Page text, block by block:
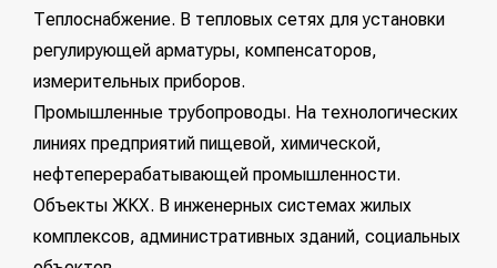
Теплоснабжение. В тепловых сетях для установки
регулирующей арматуры, компенсаторов,
измерительных приборов.
Промышленные трубопроводы. На технологических
линиях предприятий пищевой, химической,
нефтеперерабатывающей промышленности.
Объекты ЖКХ. В инженерных системах жилых
комплексов, административных зданий, социальных